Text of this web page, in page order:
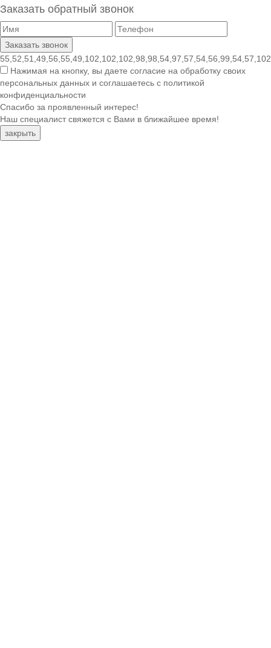
Заказать обратный звонок
Нажимая на кнопку, вы даете согласие на обработку своих
персональных данных и соглашаетесь с политикой
конфиденциальности
Спасибо за проявленный интерес!
Наш специалист свяжется с Вами в ближайшее время!
закрыть